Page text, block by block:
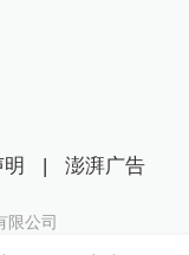
| 澎湃广告
限公司